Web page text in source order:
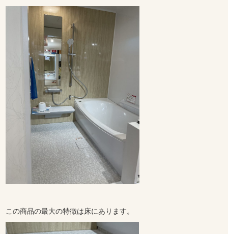
この商品の最大の特徴は床にあります。